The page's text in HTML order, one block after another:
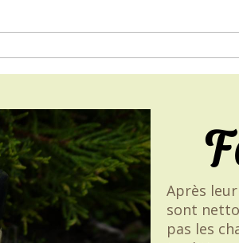
Après
sont
pas les